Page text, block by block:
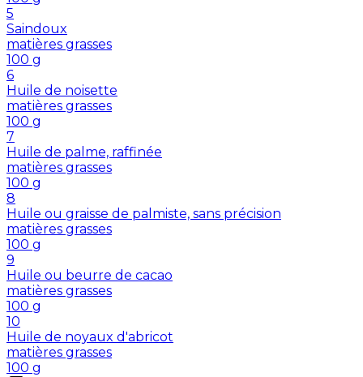
5
Saindoux
matières grasses
100 g
6
Huile de noisette
matières grasses
100 g
7
Huile de palme, raffinée
matières grasses
100 g
8
Huile ou graisse de palmiste, sans précision
matières grasses
100 g
9
Huile ou beurre de cacao
matières grasses
100 g
10
Huile de noyaux d'abricot
matières grasses
100 g